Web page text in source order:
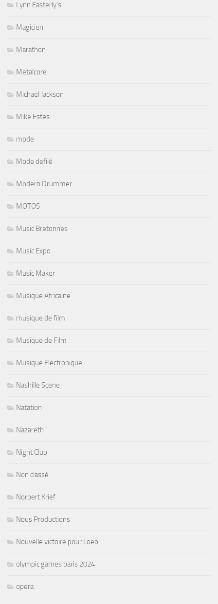
Lynn Easterly's
Magicien
Marathon
Metalcore
Michael Jackson
Mike Estes
mode
Mode defilé
Modern Drummer
MOTOS
Music Bretonnes
Music Expo
Music Maker
Musique Africaine
musique de film
Musique de Film
Musique Electronique
Nashille Scene
Natation
Nazareth
Night Club
Non classé
Norbert Krief
Nous Productions
Nouvelle victoire pour Loeb
olympic games paris 2024
opera